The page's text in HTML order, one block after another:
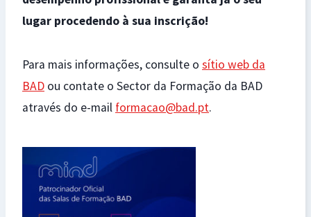
lugar procedendo à sua inscrição!
Para mais informações, consulte o sítio web da
BAD ou contate o Sector da Formação da BAD
através do e-mail formacao@bad.pt.